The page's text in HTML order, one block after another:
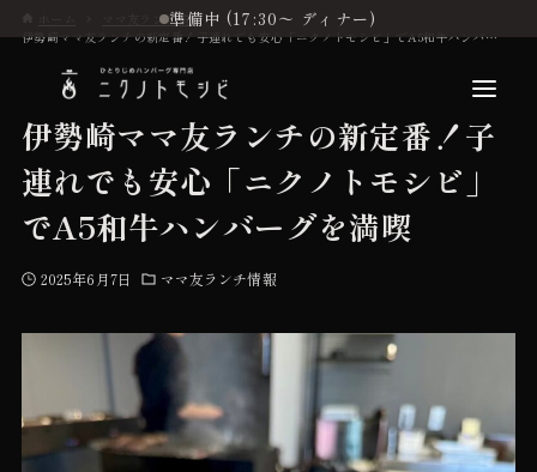
準備中 (17:30〜 ディナー)
こだわり
お品書き
初めての方へ
店舗情報
ママ友ランチ情報
伊勢崎ママ友ランチの新定番！子連れでも安心「ニクノトモシビ」でA5和牛ハンバーグを満喫
伊勢崎ママ友ランチの新定番！子
連れでも安心「ニクノトモシビ」
でA5和牛ハンバーグを満喫
2025年6月7日 ママ友ランチ情報